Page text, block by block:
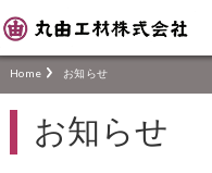
Home お知らせ
お知らせ